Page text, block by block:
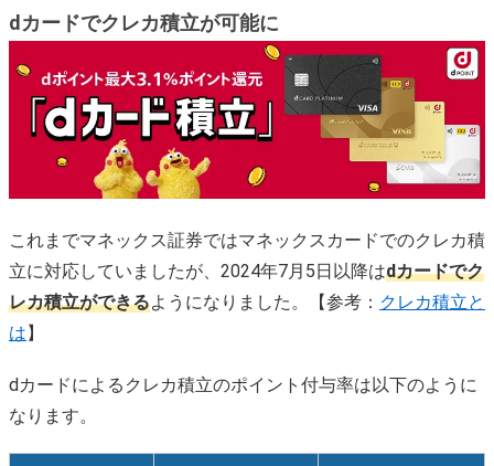
dカードでクレカ積立が可能に
これまでマネックス証券ではマネックスカードでのクレカ積
立に対応していましたが、2024年7月5日以降はdカードでク
レカ積立ができるようになりました。【参考： クレカ積立と
は】
dカードによるクレカ積立のポイント付与率は以下のように
なります。